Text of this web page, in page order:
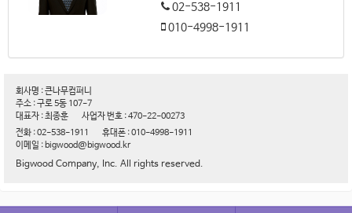
02-538-1911
010-4998-1911
회사명 : 큰나무컴퍼니
주소 : 구로 5동 107-7
대표자 : 최종훈
사업자 번호 : 470-22-00273
전화 : 02-538-1911
휴대폰 : 010-4998-1911
이메일 : bigwood@bigwood.kr
Bigwood Company, Inc. All rights reserved.